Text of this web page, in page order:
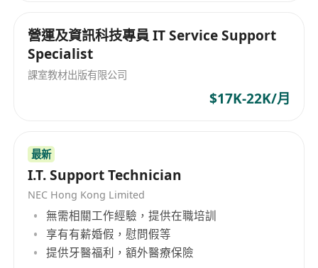
營運及資訊科技專員 IT Service Support
Specialist
課室教材出版有限公司
$17K-22K/月
最新
I.T. Support Technician
NEC Hong Kong Limited
無需相關工作經驗，提供在職培訓
享有有薪婚假，慰問假等
提供牙醫福利，額外醫療保險